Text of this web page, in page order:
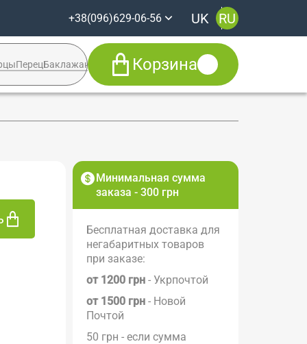
+38(096)629-06-56 UK RU
ПерецБаклажан Кабачок Syngenta
Корзина
Минимальная сумма
заказа - 300 грн
Бесплатная доставка для
негабаритных товаров
при заказе:
от 1200 грн - Укрпочтой
от 1500 грн - Новой
Почтой
50 грн - если сумма